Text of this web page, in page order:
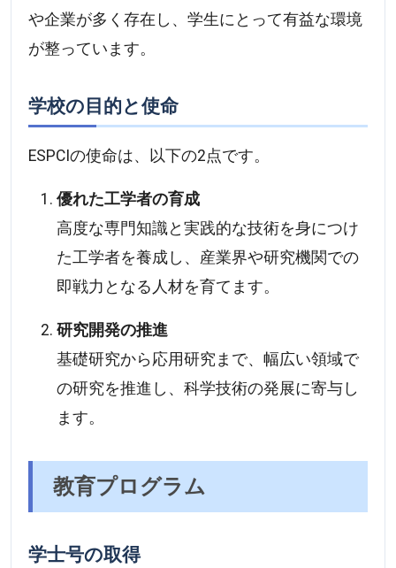
や企業が多く存在し、学生にとって有益な環境
が整っています。
学校の目的と使命
ESPCIの使命は、以下の2点です。
優れた工学者の育成
高度な専門知識と実践的な技術を身につけ
た工学者を養成し、産業界や研究機関での
即戦力となる人材を育てます。
研究開発の推進
基礎研究から応用研究まで、幅広い領域で
の研究を推進し、科学技術の発展に寄与し
ます。
教育プログラム
学士号の取得